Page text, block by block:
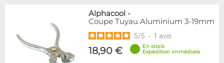
Alphacool -
Coupe Tuyau Aluminium 3-19mm
5/5 - 1 avis
18,90 €
En stock
Expédition immédiate